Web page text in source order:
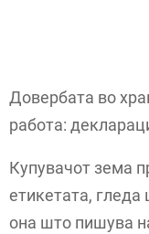
Довербата во
работа:
Купувачот зема
етикетата, гледа
она што пишува